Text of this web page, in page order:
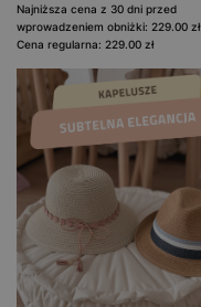
Najniższa cena z 30 dni przed
wprowadzeniem obniżki: 229.00 zł
Cena regularna: 229.00 zł